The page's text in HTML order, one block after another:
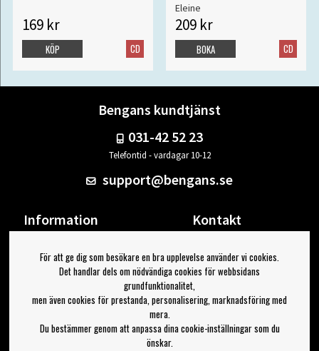
169 kr
CD
KÖP
Eleine
209 kr
CD
BOKA
Bengans kundtjänst
031-42 52 23
Telefontid - vardagar 10-12
support@bengans.se
Information
Om Bengans
FAQ / Köp- & Leveransvillkor
Kontakt
Din sida
Logga ut
Jag vill ha tips från Bengans
För att ge dig som besökare en bra upplevelse använder vi cookies.
Det handlar dels om nödvändiga cookies för webbsidans
grundfunktionalitet,
men även cookies för prestanda, personalisering, marknadsföring med
mera.
Du bestämmer genom att anpassa dina cookie-inställningar som du
önskar.